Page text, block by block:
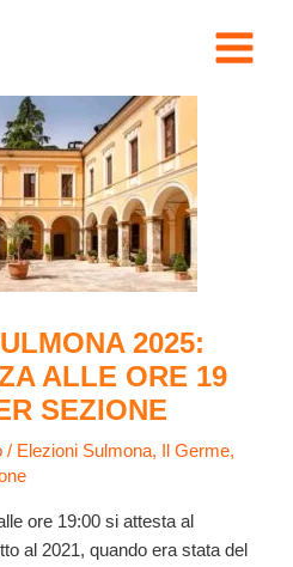
MENU
2025:
ALLE ORE 19
SEZIONE
/ Elezioni Sulmona, Il Germe,
ore 19:00 si attesta al
al 2021, quando era stata del